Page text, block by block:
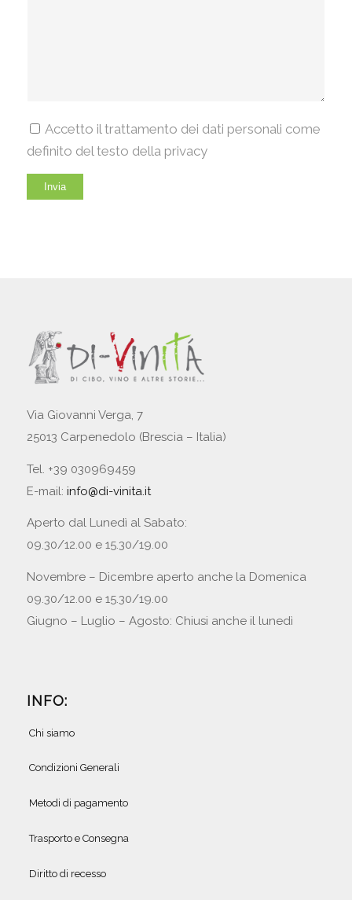
Accetto il trattamento dei dati personali come
definito del testo della privacy
Via Giovanni Verga, 7
25013 Carpenedolo (Brescia – Italia)
Tel. +39 030969459
E-mail: info@di-vinita.it
Aperto dal Lunedì al Sabato:
09.30/12.00 e 15.30/19.00
Novembre – Dicembre aperto anche la Domenica
09.30/12.00 e 15.30/19.00
Giugno – Luglio – Agosto: Chiusi anche il lunedì
INFO:
Chi siamo
Condizioni Generali
Metodi di pagamento
Trasporto e Consegna
Diritto di recesso